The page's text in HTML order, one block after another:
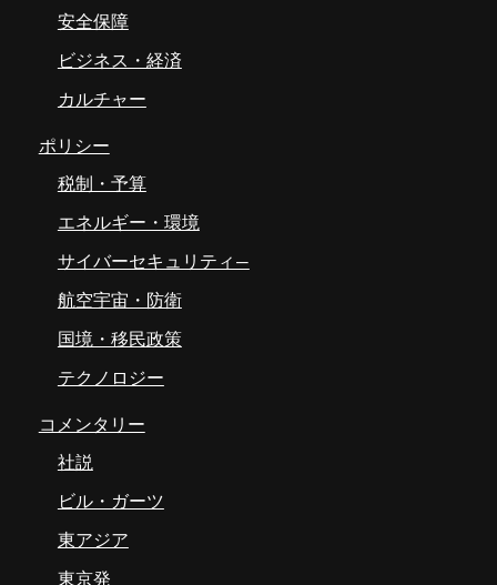
安全保障
ビジネス・経済
カルチャー
ポリシー
税制・予算
エネルギー・環境
サイバーセキュリティ―
航空宇宙・防衛
国境・移民政策
テクノロジー
コメンタリー
社説
ビル・ガーツ
東アジア
東京発